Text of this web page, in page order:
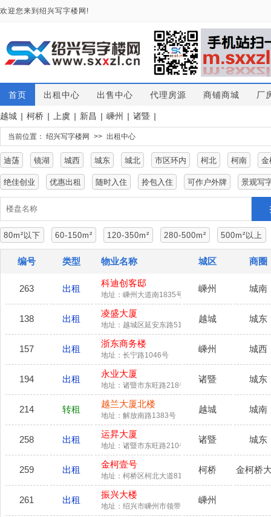
欢迎您来到绍兴写字楼网!
首页 出租中心 出售中心 代理房源 商铺商城 厂
越城 | 柯桥 | 上虞 | 新昌 | 嵊州 | 诸暨 |
当前位置： 绍兴写字楼网 >> 出租中心
迪荡 镜湖 城西 城东 城北 市区环内 柯北 柯南 金
绝佳创业 优惠出租 随时入住 拎包入住 可作户外牌 景观写
80m²以下 60-150m² 120-350m² 280-500m² 500m²以上
编号 类型 物业名称 城区 商圈
263 出租
科迪创客邸
地址：嵊州大道南1835号科迪电子
嵊州 城南
138 出租
凌盛大厦
地址：越城区延安东路511号
越城 城东
157 出租
浙东商务楼
地址：长宁路1046号
嵊州 城西
194 出租
永业大厦
地址：诸暨市东旺路218号
诸暨 城东
214 转租
越兰大厦北楼
地址：解放南路1383号
越城 城南
258 出租
运昇大厦
地址：诸暨市东旺路210号
诸暨 城东
259 出租
金柯壹号
地址：柯桥区柯北大道818号
柯桥 金柯桥
261 出租
振兴大楼
地址：绍兴市嵊州市领带园二路8号
嵊州